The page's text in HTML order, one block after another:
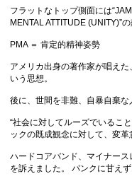
フラットなトップ側面には
MENTAL ATTITUDE (UNITY)”
PMA ＝ 肯定的精神姿勢
アメリカ出身の著作家が唱え
いう思想。
後に、世間を非難、自暴自棄な
“社会に対してルーズでいるこ
ックの既成観念に対して、変革
ハードコアバンド、マイナー
を訴えました。 パンクに甘え